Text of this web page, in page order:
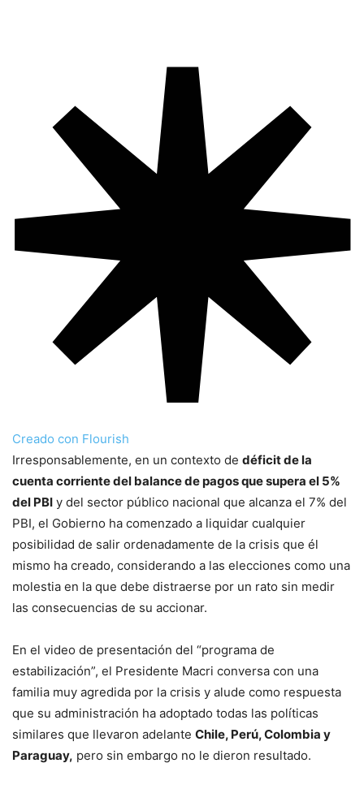
Creado con Flourish
Irresponsablemente, en un contexto de déficit de la
cuenta corriente del balance de pagos que supera el 5%
del PBI y del sector público nacional que alcanza el 7% del
PBI, el Gobierno ha comenzado a liquidar cualquier
posibilidad de salir ordenadamente de la crisis que él
mismo ha creado, considerando a las elecciones como una
molestia en la que debe distraerse por un rato sin medir
las consecuencias de su accionar.
En el video de presentación del “programa de
estabilización”, el Presidente Macri conversa con una
familia muy agredida por la crisis y alude como respuesta
que su administración ha adoptado todas las políticas
similares que llevaron adelante Chile, Perú, Colombia y
Paraguay, pero sin embargo no le dieron resultado.